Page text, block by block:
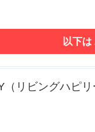
以下
（リビングハピ